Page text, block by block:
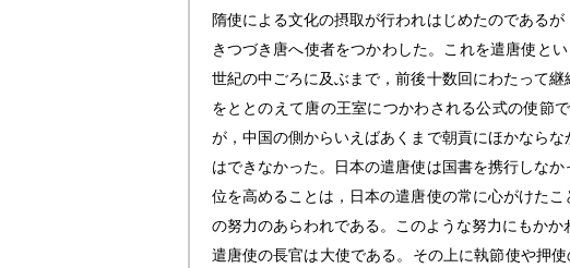
隋使による文化の摂取が行われはじめたのである
きつづき唐へ使者をつかわした。これを遣唐使と
世紀の中ごろに及ぶまで，前後十数回にわたって
をととのえて唐の王室につかわされる公式の使節
が，中国の側からいえばあくまで朝貢にほかなら
はできなかった。日本の遣唐使は国書を携行しな
位を高めることは，日本の遣唐使の常に心がけた
の努力のあらわれである。このような努力にもか
遣唐使の長官は大使である。その上に執節使や押